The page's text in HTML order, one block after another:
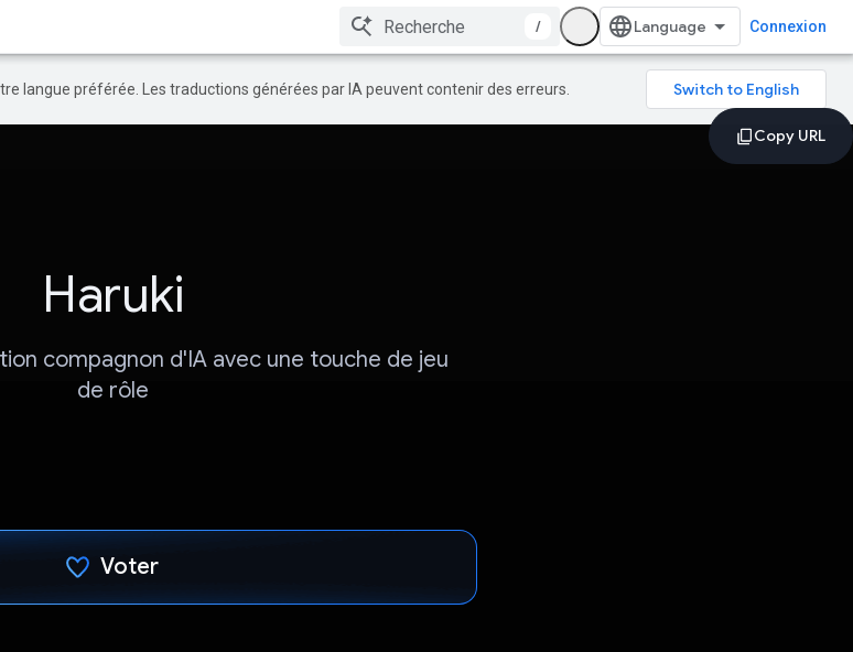
/ Connexion
langue préférée. Les traductions générées par IA peuvent contenir des erreurs.
Haruki
compagnon d'IA avec une touche de jeu
de rôle
Voter